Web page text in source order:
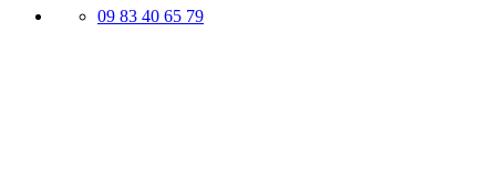
09 83 40 65 79